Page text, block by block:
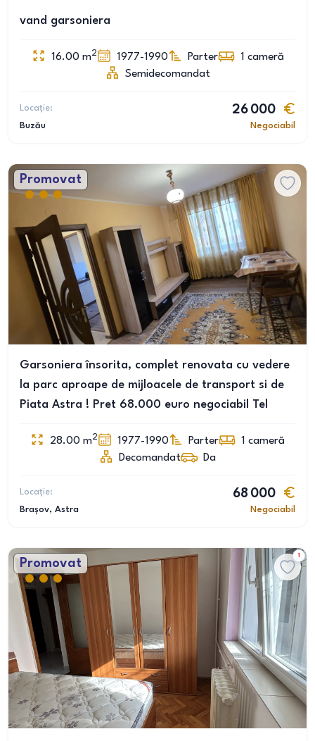
vand garsoniera
16.00 m2 1977-1990 Parter 1 cameră
Semidecomandat
Locație:
Buzău
26 000
Negociabil
Promovat
Garsoniera însorita, complet renovata cu vedere
la parc aproape de mijloacele de transport si de
Piata Astra ! Pret 68.000 euro negociabil Tel
28.00 m2 1977-1990 Parter 1 cameră
Decomandat
Da
Locație:
Brașov, Astra
68 000
Negociabil
Promovat
1